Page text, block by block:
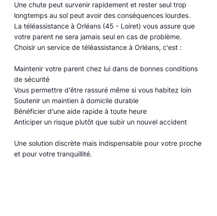
Une chute peut survenir rapidement et rester seul trop
longtemps au sol peut avoir des conséquences lourdes.
La téléassistance à Orléans (45 - Loiret) vous assure que
votre parent ne sera jamais seul en cas de problème.
Choisir un service de téléassistance à Orléans, c'est :
Maintenir votre parent chez lui dans de bonnes conditions
de sécurité
Vous permettre d'être rassuré même si vous habitez loin
Soutenir un maintien à domicile durable
Bénéficier d'une aide rapide à toute heure
Anticiper un risque plutôt que subir un nouvel accident
Une solution discrète mais indispensable pour votre proche
et pour votre tranquillité.